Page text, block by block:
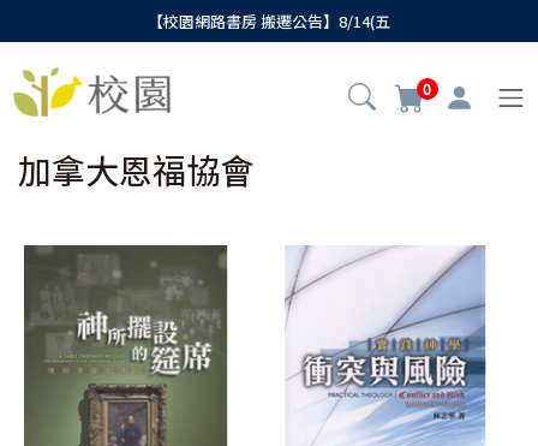
【校園網路書房 搬遷公告】8/14(五
0
加拿大恩福協會